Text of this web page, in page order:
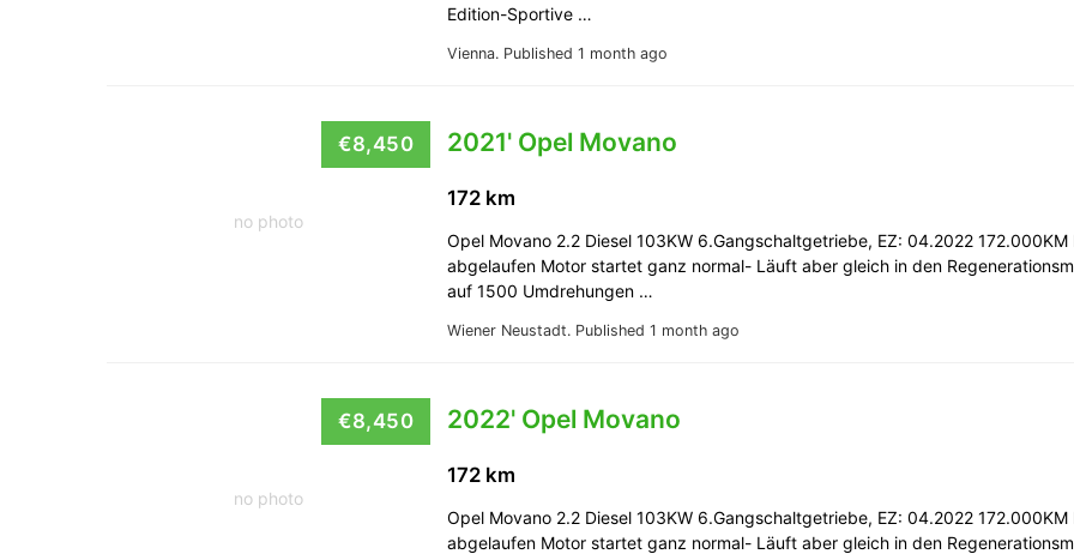
Vienna. Published 1 month ago
Edition-Sportive …
no photo
€8,450 2021' Opel Movano
Wiener Neustadt. Published 1 month ago
172 km
Opel Movano 2.2 Diesel 103KW 6.Gangschaltgetriebe, EZ: 04.2022 172.000KM
abgelaufen Motor startet ganz normal- Läuft aber gleich in den
auf 1500 Umdrehungen …
no photo
€8,450 2022' Opel Movano
172 km
Opel Movano 2.2 Diesel 103KW 6.Gangschaltgetriebe, EZ: 04.2022 172.000KM
abgelaufen Motor startet ganz normal- Läuft aber gleich in den